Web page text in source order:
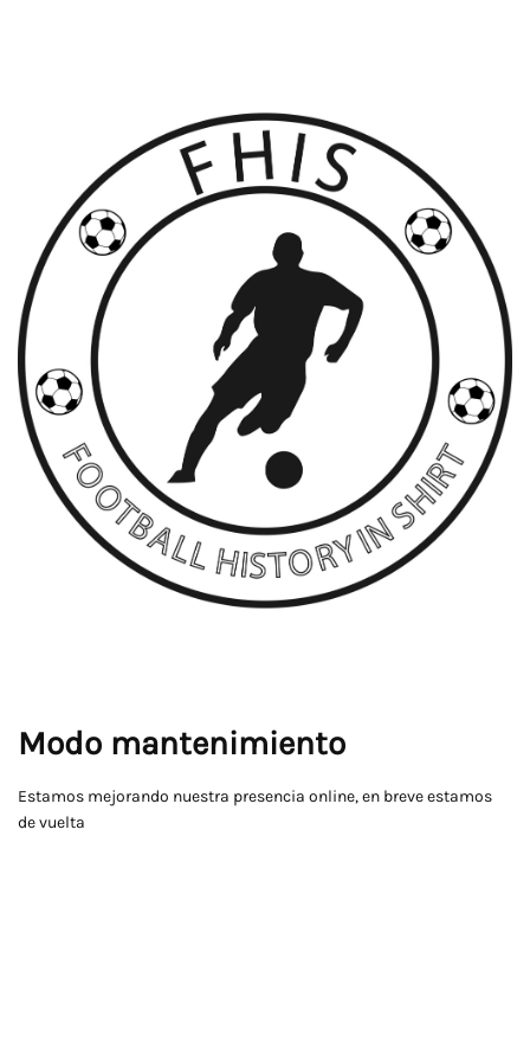
Modo mantenimiento
Estamos mejorando nuestra presencia online, en breve estamos
de vuelta